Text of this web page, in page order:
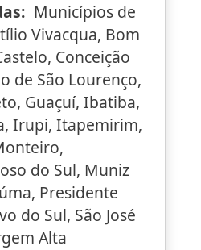
Municípios de
Vivacqua, Bom
Conceição
de São Lourenço,
Guaçuí, Ibatiba,
Irupi, Itapemirim,
do Sul, Muniz
Presidente
do Sul, São José
Alta